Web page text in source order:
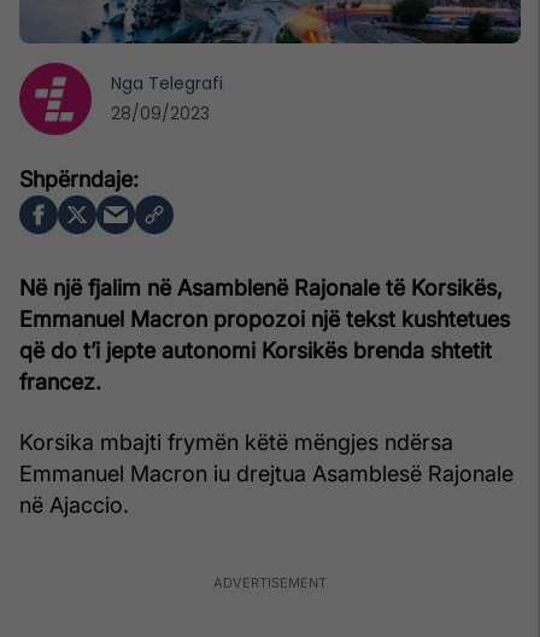
Në një fjalim në Asamblenë Rajonale të Korsikës,
Emmanuel Macron propozoi një tekst kushtetues
që do t’i jepte autonomi Korsikës brenda shtetit
francez.
Korsika mbajti frymën këtë mëngjes ndërsa
Emmanuel Macron iu drejtua Asamblesë Rajonale
në Ajaccio.
Nga Telegrafi
28/09/2023